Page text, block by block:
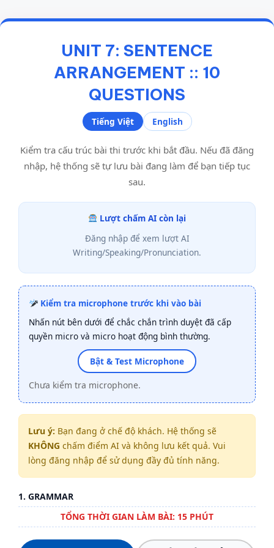
UNIT 7: SENTENCE
ARRANGEMENT :: 10
QUESTIONS
Tiếng Việt English
Kiểm tra cấu trúc bài thi trước khi bắt đầu. Nếu đã đăng
nhập, hệ thống sẽ tự lưu bài đang làm để bạn tiếp tục
sau.
Lượt chấm AI còn lại
Đăng nhập để xem lượt AI
Writing/Speaking/Pronunciation.
Kiểm tra microphone trước khi vào bài
Nhấn nút bên dưới để chắc chắn trình duyệt đã cấp
quyền micro và micro hoạt động bình thường.
Bật & Test Microphone
Chưa kiểm tra microphone.
Lưu ý: Bạn đang ở chế độ khách. Hệ thống sẽ
KHÔNG chấm điểm AI và không lưu kết quả. Vui
lòng đăng nhập để sử dụng đầy đủ tính năng.
1. GRAMMAR
TỔNG THỜI GIAN LÀM BÀI: 15 PHÚT